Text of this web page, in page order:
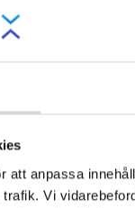
att anpassa
Vi